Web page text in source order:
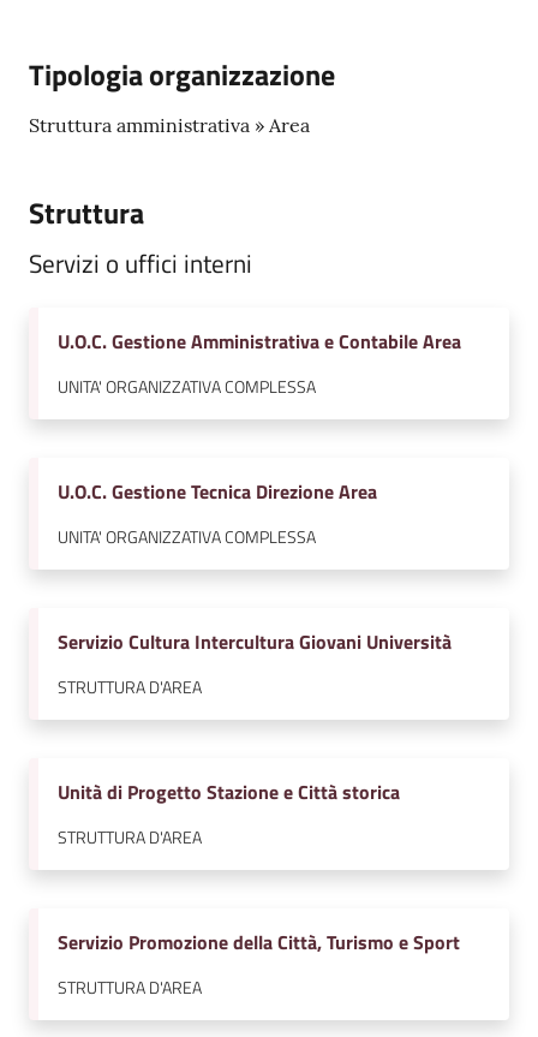
Tipologia organizzazione
Struttura amministrativa » Area
Struttura
Servizi o uffici interni
U.O.C. Gestione Amministrativa e Contabile Area
UNITA' ORGANIZZATIVA COMPLESSA
U.O.C. Gestione Tecnica Direzione Area
UNITA' ORGANIZZATIVA COMPLESSA
Servizio Cultura Intercultura Giovani Università
STRUTTURA D'AREA
Unità di Progetto Stazione e Città storica
STRUTTURA D'AREA
Servizio Promozione della Città, Turismo e Sport
STRUTTURA D'AREA